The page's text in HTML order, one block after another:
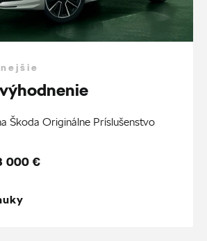
Škoda Originálne Príslušenstvo
000 €